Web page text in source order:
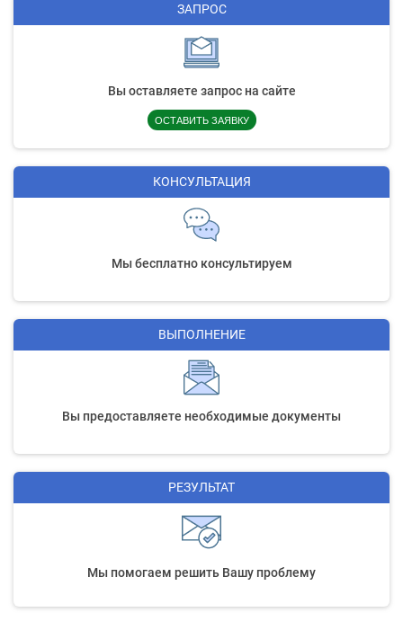
ЗАПРОС
Вы оставляете запрос на сайте
ОСТАВИТЬ ЗАЯВКУ
КОНСУЛЬТАЦИЯ
Мы бесплатно консультируем
ВЫПОЛНЕНИЕ
Вы предоставляете необходимые документы
РЕЗУЛЬТАТ
Мы помогаем решить Вашу проблему